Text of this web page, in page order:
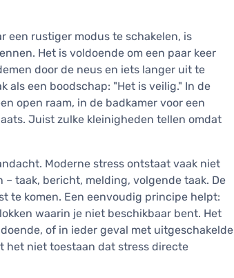
een rustiger modus te schakelen, is
Het is voldoende om een paar keer
door de neus en iets langer uit te
een boodschap: "Het is veilig." In de
open raam, in de badkamer voor een
Juist zulke kleinigheden tellen omdat
Moderne stress ontstaat vaak niet
taak, bericht, melding, volgende taak. De
te komen. Een eenvoudig principe helpt:
waarin je niet beschikbaar bent. Het
of in ieder geval met uitgeschakelde
het niet toestaan dat stress directe